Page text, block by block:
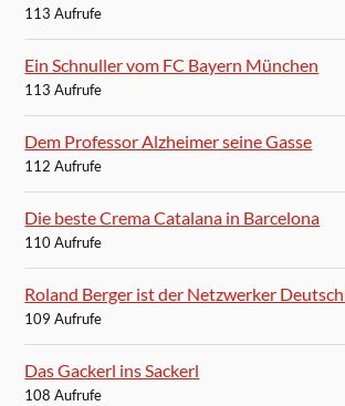
113 Aufrufe
Ein Schnuller vom FC Bayern München
113 Aufrufe
Dem Professor Alzheimer seine Gasse
112 Aufrufe
Die beste Crema Catalana in Barcelona
110 Aufrufe
Roland Berger ist der Netzwerker
109 Aufrufe
Das Gackerl ins Sackerl
108 Aufrufe